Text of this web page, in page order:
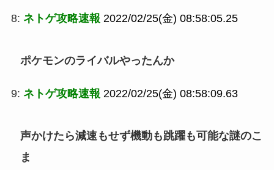
8: ネトゲ攻略速報 2022/02/25(金) 08:58:05.25
ポケモンのライバルやったんか
9: ネトゲ攻略速報 2022/02/25(金) 08:58:09.63
声かけたら減速もせず機動も跳躍も可能な謎のこ
ま